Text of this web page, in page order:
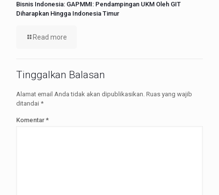
Bisnis Indonesia: GAPMMI: Pendampingan UKM Oleh GIT
Diharapkan Hingga Indonesia Timur
Read more
Tinggalkan Balasan
Alamat email Anda tidak akan dipublikasikan. Ruas yang wajib
ditandai *
Komentar *